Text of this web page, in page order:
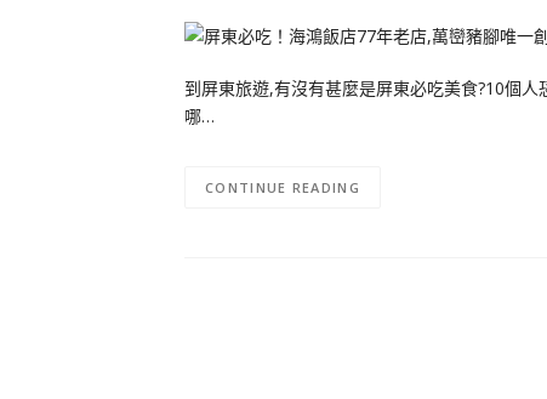
到屏東旅遊,有沒有甚麼是屏東必吃美食?10個
哪…
CONTINUE READING